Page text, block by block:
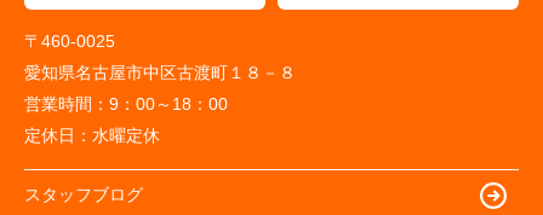
〒460-0025
愛知県名古屋市中区古渡町１８－８
営業時間： 9：00～18：00
定休日： 水曜定休
スタッフブログ